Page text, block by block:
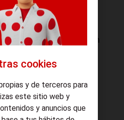
de carga de los
la casualidad, ya que en
de opciones. La
a nuestra elección y
características del
te explicamos los
en el tiempo de
cookies
y de terceros para
este sitio web y
y anuncios que